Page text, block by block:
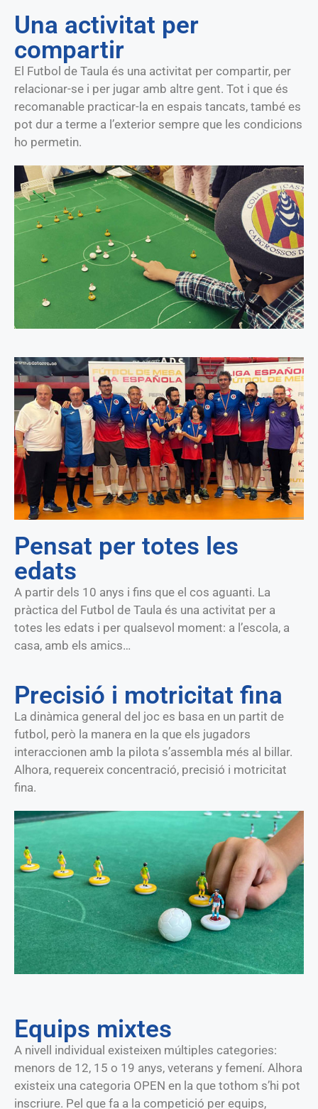
Una activitat per
compartir
El Futbol de Taula és una activitat per compartir, per
relacionar-se i per jugar amb altre gent. Tot i que és
recomanable practicar-la en espais tancats, també es
pot dur a terme a l’exterior sempre que les condicions
ho permetin.
Pensat per totes les
edats
A partir dels 10 anys i fins que el cos aguanti. La
pràctica del Futbol de Taula és una activitat per a
totes les edats i per qualsevol moment: a l’escola, a
casa, amb els amics…
Precisió i motricitat fina
La dinàmica general del joc es basa en un partit de
futbol, però la manera en la que els jugadors
interaccionen amb la pilota s’assembla més al billar.
Alhora, requereix concentració, precisió i motricitat
fina.
Equips mixtes
A nivell individual existeixen múltiples categories:
menors de 12, 15 o 19 anys, veterans y femení. Alhora
existeix una categoria OPEN en la que tothom s’hi pot
inscriure. Pel que fa a la competició per equips,